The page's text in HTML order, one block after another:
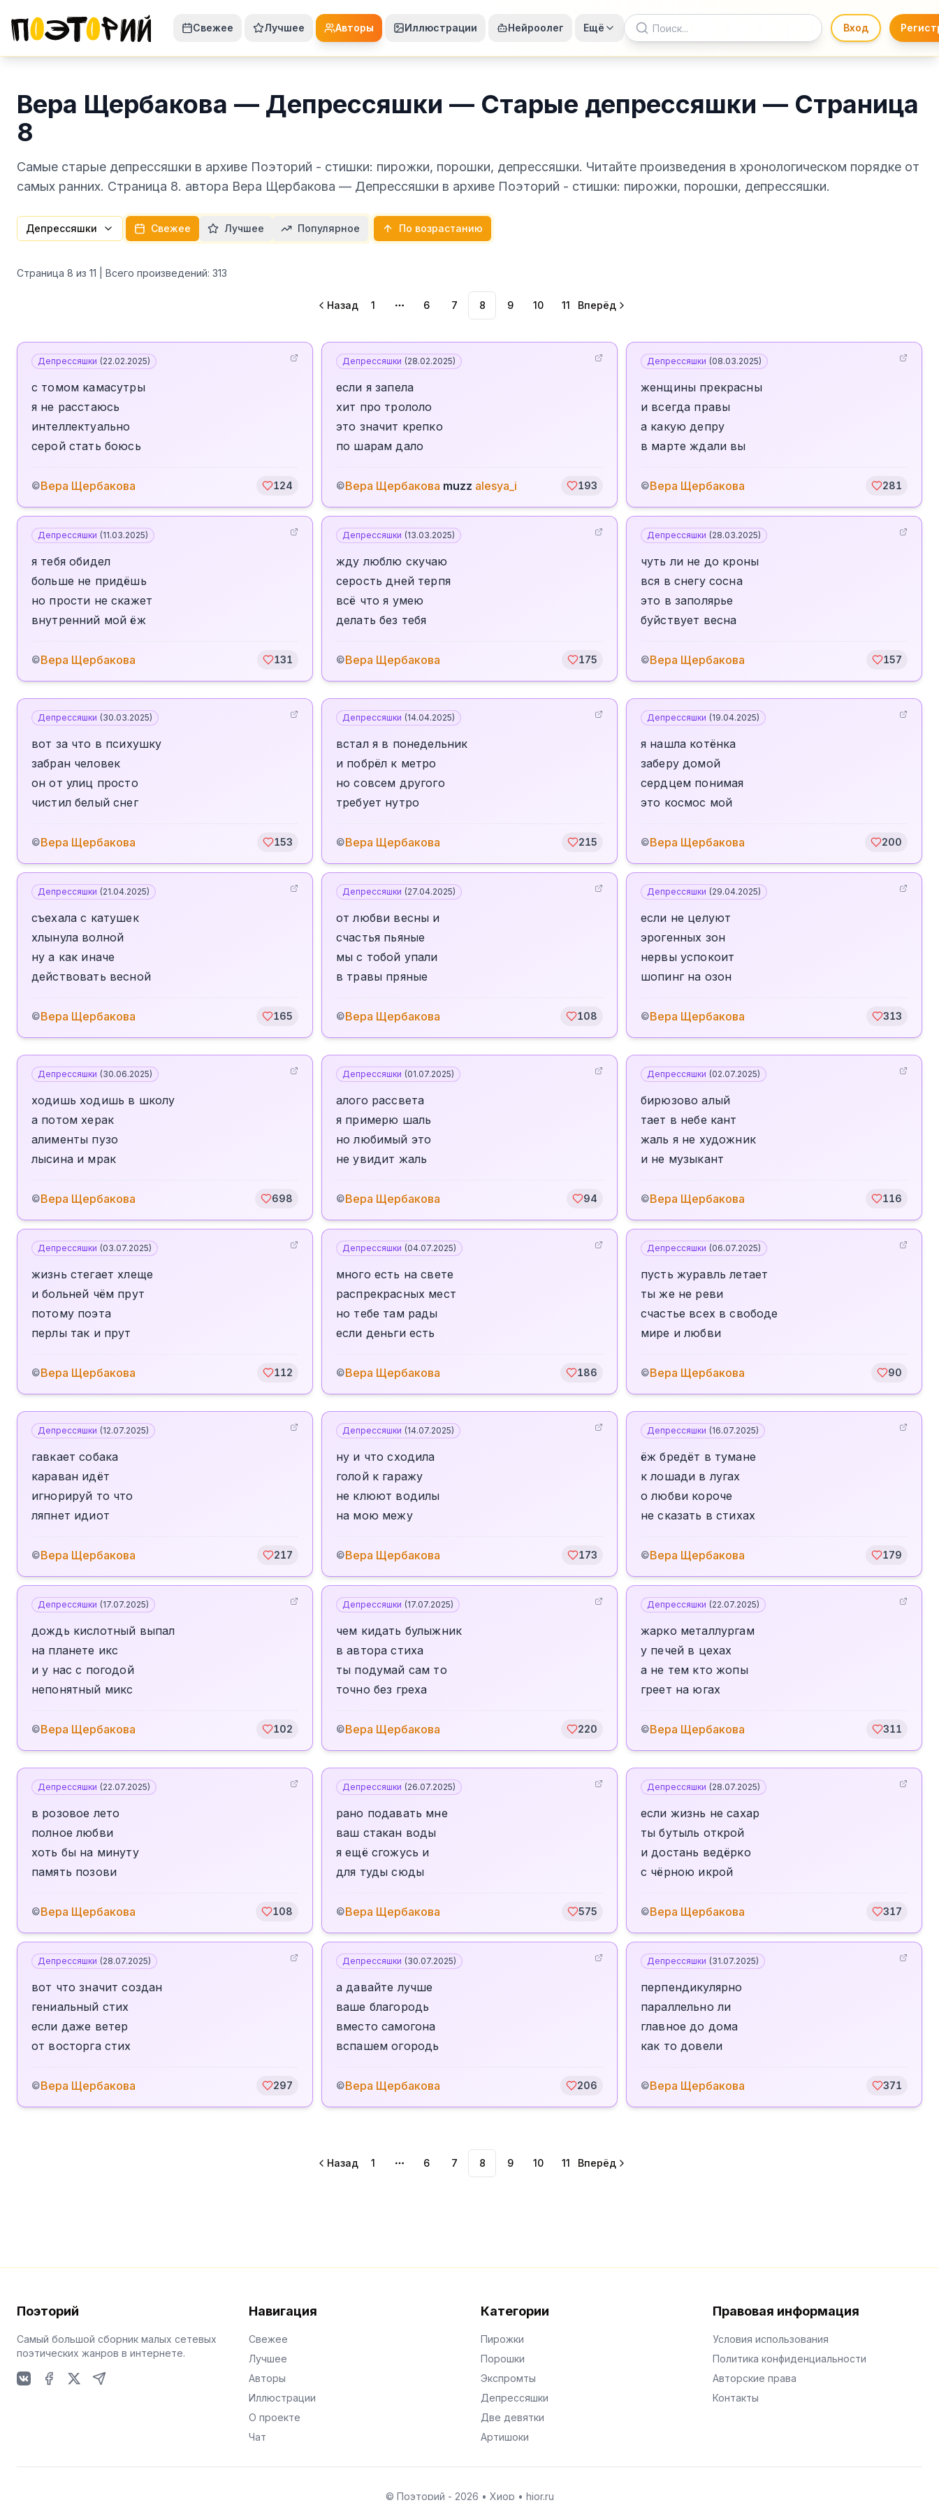
Свежее Лучшее Авторы Иллюстрации Нейроолег Ещё Вход
Вера Щербакова — Депрессяшки — Старые депрессяшки — Страница
8
Самые старые депрессяшки в архиве Поэторий - стишки: пирожки, порошки, депрессяшки. Читайте произведения в хронологическом порядке от
самых ранних. Страница 8. автора Вера Щербакова — Депрессяшки в архиве Поэторий - стишки: пирожки, порошки, депрессяшки.
Депрессяшки Свежее Лучшее Популярное По возрастанию
Страница 8 из 11 | Всего произведений: 313
Назад 1
More pages
6 7 8 9 10 11 Вперёд
Депрессяшки (22.02.2025)
с томом камасутры
я не расстаюсь
интеллектуально
серой стать боюсь
©Вера Щербакова 124
Депрессяшки (28.02.2025)
если я запела
хит про трололо
это значит крепко
по шарам дало
©Вера Щербакова muzz alesya_i 193
Депрессяшки (08.03.2025)
женщины прекрасны
и всегда правы
а какую депру
в марте ждали вы
©Вера Щербакова 281
Депрессяшки (11.03.2025)
я тебя обидел
больше не придёшь
но прости не скажет
внутренний мой ёж
©Вера Щербакова 131
Депрессяшки (13.03.2025)
жду люблю скучаю
серость дней терпя
всё что я умею
делать без тебя
©Вера Щербакова 175
Депрессяшки (28.03.2025)
чуть ли не до кроны
вся в снегу сосна
это в заполярье
буйствует весна
©Вера Щербакова 157
Депрессяшки (30.03.2025)
вот за что в психушку
забран человек
он от улиц просто
чистил белый снег
©Вера Щербакова 153
Депрессяшки (14.04.2025)
встал я в понедельник
и побрёл к метро
но совсем другого
требует нутро
©Вера Щербакова 215
Депрессяшки (19.04.2025)
я нашла котёнка
заберу домой
сердцем понимая
это космос мой
©Вера Щербакова 200
Депрессяшки (21.04.2025)
съехала с катушек
хлынула волной
ну а как иначе
действовать весной
©Вера Щербакова 165
Депрессяшки (27.04.2025)
от любви весны и
счастья пьяные
мы с тобой упали
в травы пряные
©Вера Щербакова 108
Депрессяшки (29.04.2025)
если не целуют
эрогенных зон
нервы успокоит
шопинг на озон
©Вера Щербакова 313
Депрессяшки (30.06.2025)
ходишь ходишь в школу
а потом херак
алименты пузо
лысина и мрак
©Вера Щербакова 698
Депрессяшки (01.07.2025)
алого рассвета
я примерю шаль
но любимый это
не увидит жаль
©Вера Щербакова 94
Депрессяшки (02.07.2025)
бирюзово алый
тает в небе кант
жаль я не художник
и не музыкант
©Вера Щербакова 116
Депрессяшки (03.07.2025)
жизнь стегает хлеще
и больней чём прут
потому поэта
перлы так и прут
©Вера Щербакова 112
Депрессяшки (04.07.2025)
много есть на свете
распрекрасных мест
но тебе там рады
если деньги есть
©Вера Щербакова 186
Депрессяшки (06.07.2025)
пусть журавль летает
ты же не реви
счастье всех в свободе
мире и любви
©Вера Щербакова 90
Депрессяшки (12.07.2025)
гавкает собака
караван идёт
игнорируй то что
ляпнет идиот
©Вера Щербакова 217
Депрессяшки (14.07.2025)
ну и что сходила
голой к гаражу
не клюют водилы
на мою межу
©Вера Щербакова 173
Депрессяшки (16.07.2025)
ёж бредёт в тумане
к лошади в лугах
о любви короче
не сказать в стихах
©Вера Щербакова 179
Депрессяшки (17.07.2025)
дождь кислотный выпал
на планете икс
и у нас с погодой
непонятный микс
©Вера Щербакова 102
Депрессяшки (17.07.2025)
чем кидать булыжник
в автора стиха
ты подумай сам то
точно без греха
©Вера Щербакова 220
Депрессяшки (22.07.2025)
жарко металлургам
у печей в цехах
а не тем кто жопы
греет на югах
©Вера Щербакова 311
Депрессяшки (22.07.2025)
в розовое лето
полное любви
хоть бы на минуту
память позови
©Вера Щербакова 108
Депрессяшки (26.07.2025)
рано подавать мне
ваш стакан воды
я ещё сгожусь и
для туды сюды
©Вера Щербакова 575
Депрессяшки (28.07.2025)
если жизнь не сахар
ты бутыль открой
и достань ведёрко
с чёрною икрой
©Вера Щербакова 317
Депрессяшки (28.07.2025)
вот что значит создан
гениальный стих
если даже ветер
от восторга стих
©Вера Щербакова 297
Депрессяшки (30.07.2025)
а давайте лучше
ваше благородь
вместо самогона
вспашем огородь
©Вера Щербакова 206
Депрессяшки (31.07.2025)
перпендикулярно
параллельно ли
главное до дома
как то довели
©Вера Щербакова 371
Назад 1
More pages
6 7 8 9 10 11 Вперёд
Поэторий
Самый большой сборник малых сетевых
поэтических жанров в интернете.
Навигация
Свежее
Лучшее
Авторы
Иллюстрации
О проекте
Чат
Категории
Пирожки
Порошки
Экспромты
Депрессяшки
Две девятки
Артишоки
Правовая информация
Условия использования
Политика конфиденциальности
Авторские права
Контакты
© Поэторий - 2026 • Хиор • hior.ru